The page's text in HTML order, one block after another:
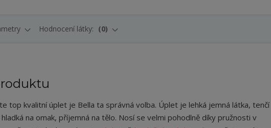
Hodnocení látky: 0
top kvalitní úplet je Bella ta správná volba. Úplet je lehká jemná látka, tenčí
na omak, příjemná na tělo. Nosí se velmi pohodlně díky pružnosti v